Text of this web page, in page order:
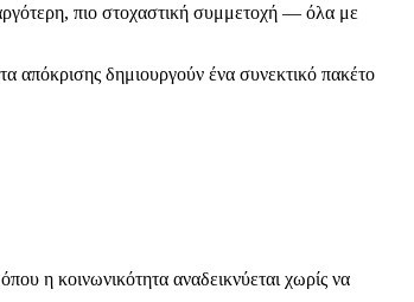
πιο στοχαστική συμμετοχή — όλα με
απόκρισης δημιουργούν ένα συνεκτικό πακέτο
η κοινωνικότητα αναδεικνύεται χωρίς να